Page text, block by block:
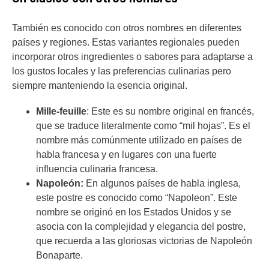
También es conocido con otros nombres en diferentes
países y regiones. Estas variantes regionales pueden
incorporar otros ingredientes o sabores para adaptarse a
los gustos locales y las preferencias culinarias pero
siempre manteniendo la esencia original.
Mille-feuille: Este es su nombre original en francés,
que se traduce literalmente como “mil hojas”. Es el
nombre más comúnmente utilizado en países de
habla francesa y en lugares con una fuerte
influencia culinaria francesa.
Napoleón: En algunos países de habla inglesa,
este postre es conocido como “Napoleon”. Este
nombre se originó en los Estados Unidos y se
asocia con la complejidad y elegancia del postre,
que recuerda a las gloriosas victorias de Napoleón
Bonaparte.